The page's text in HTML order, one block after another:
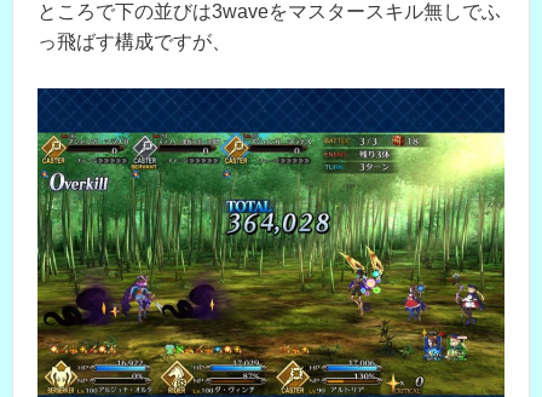
ところで下の並びは3waveをマスタースキル無しでふ
っ飛ばす構成ですが、